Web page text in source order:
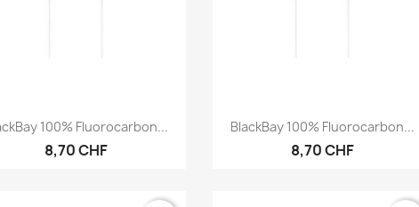
Anteprima
100% Fluorocarbon...
8,70 CHF
Anteprima
BlackBay 100% Fluorocarbon...
8,70 CHF